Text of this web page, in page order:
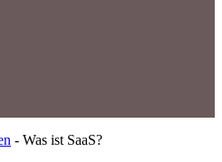
- Was ist SaaS?